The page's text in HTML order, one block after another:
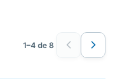
1–4 de 8